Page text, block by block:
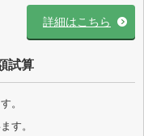
詳細はこちら
試算
。
す。